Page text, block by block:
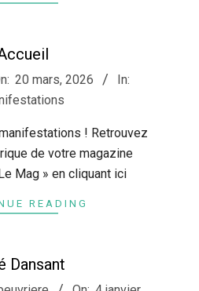
20 mars, 2026
In:
! Retrouvez
de votre magazine
Mag » en cliquant ici
READING
Dansant